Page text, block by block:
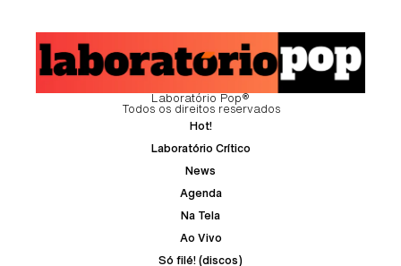
Laboratório Pop®
Todos os direitos reservados
Hot!
Laboratório Crítico
News
Agenda
Na Tela
Ao Vivo
Só filé! (discos)